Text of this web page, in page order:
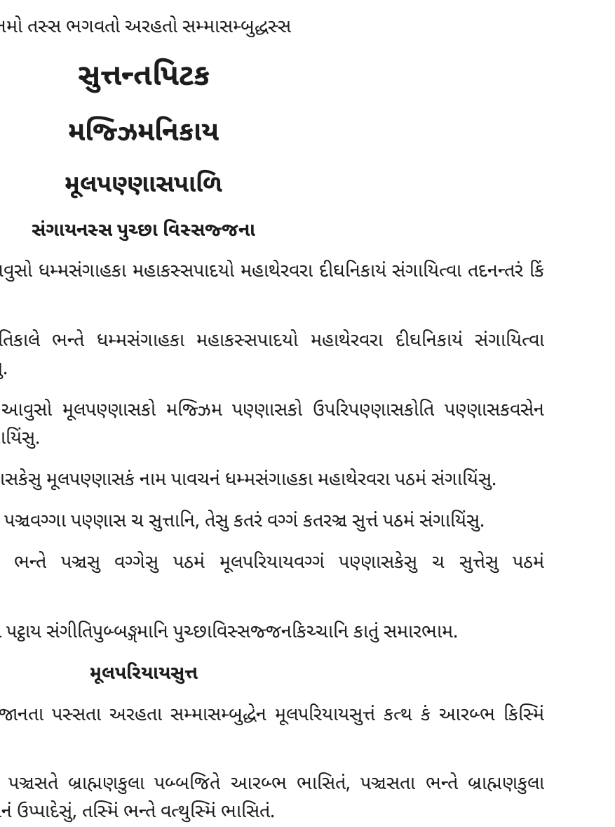
તસ્સ ભગવતો અરહતો સમ્માસમ્બુદ્ધસ્સ
સુત્તન્તપિટક
મજ્ઝિમનિકાય
મૂલપણ્ણાસપાળિ
સંગાયનસ્સ પુચ્છા વિસ્સજ્જના
ધમ્મસંગાહકા મહાકસ્સપાદયો મહાથેરવરા દીઘનિકાયં સંગાયિત્વા તદનન્તરં કિં
ભન્તે ધમ્મસંગાહકા મહાકસ્સપાદયો મહાથેરવરા દીઘનિકાયં સંગાયિત્વા
મૂલપણ્ણાસકો મજ્ઝિમ પણ્ણાસકો ઉપરિપણ્ણાસકોતિ પણ્ણાસકવસેન
મૂલપણ્ણાસકં નામ પાવચનં ધમ્મસંગાહકા મહાથેરવરા પઠમં સંગાયિંસુ.
પણ્ણાસ ચ સુત્તાનિ, તેસુ કતરં વગ્ગં કતરઞ્ચ સુત્તં પઠમં સંગાયિંસુ.
પઞ્ચસુ વગ્ગેસુ પઠમં મૂલપરિયાયવગ્ગં પણ્ણાસકેસુ ચ સુત્તેસુ પઠમં
સંગીતિપુબ્બઙ્ગમાનિ પુચ્છાવિસ્સજ્જનકિચ્ચાનિ કાતું સમારભામ.
મૂલપરિયાયસુત્ત
પસ્સતા અરહતા સમ્માસમ્બુદ્ધેન મૂલપરિયાયસુત્તં કત્થ કં આરબ્ભ કિસ્મિં
પઞ્ચસતે બ્રાહ્મણકુલા પબ્બજિતે આરબ્ભ ભાસિતં, પઞ્ચસતા ભન્તે બ્રાહ્મણકુલા
ઉપ્પાદેસું, તસ્મિં ભન્તે વત્થુસ્મિં ભાસિતં.